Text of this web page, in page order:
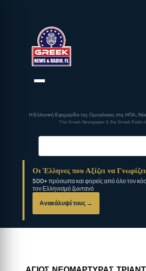
Η Ελληνική Εφημερίδα της Ομογένειας στις ΗΠΑ,
The Greek Newspaper & the Greek Radio
Οι Έλληνες που Αξίζει να
500+ πρόσωπα και φορείς από όλο τον
τον Ελληνισμό ζωντανό
Ανακάλυψέ τους →